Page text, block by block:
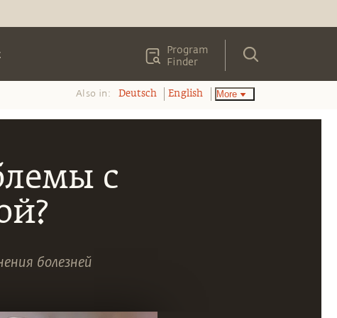
Program
Finder
с
болезней
Also in: Deutsch English More